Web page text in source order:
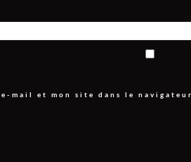
mail et mon site dans le